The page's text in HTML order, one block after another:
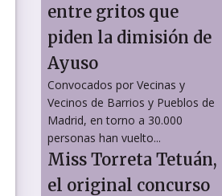
entre gritos que
piden la dimisión de
Ayuso
Convocados por Vecinas y
Vecinos de Barrios y Pueblos de
Madrid, en torno a 30.000
personas han vuelto...
Miss Torreta Tetuán,
el original concurso